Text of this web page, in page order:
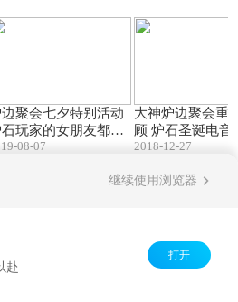
聚会七夕特别活动 |
玩家的女朋友都是
吗？
08-07
大神炉边聚会重
顾 炉石圣诞电音
2018-12-27
继续使用浏览器
赴
打开